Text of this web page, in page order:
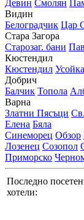
Девин Смолян
Видин
Белоградчик Цар
Стара Загора
Старозаг. бани
Кюстендил
Кюстендил Усойка
Добрич
Балчик Топола
Варна
Златни Пясъци
Елена Бяла
Синеморец Обзор
Лозенец Созопол
Приморско
Последно
хотели: